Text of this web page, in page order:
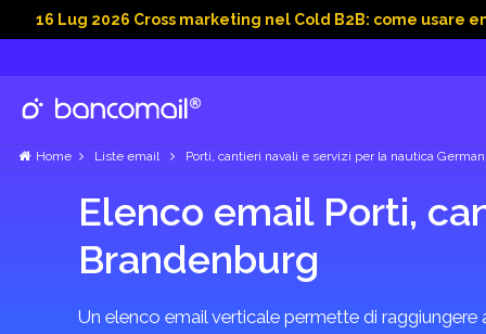
2026 Cross marketing nel Cold B2B: come usare email,
Home Liste email Porti, cantieri navali e servizi per la nautica
Elenco email Porti,
Brandenburg
Un elenco email verticale permette di